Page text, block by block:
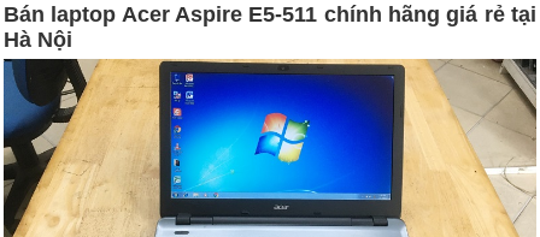
Bán laptop Acer Aspire E5-511 chính hãng giá rẻ tại
Hà Nội